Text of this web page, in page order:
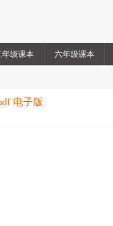
年级课本 六年级课本
电子版